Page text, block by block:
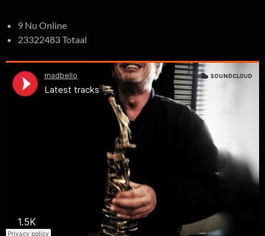
9 Nu Online
23322483 Totaal